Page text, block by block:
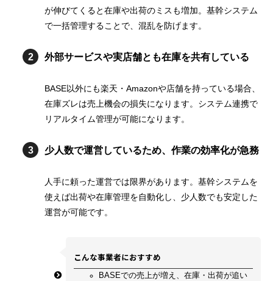
が伸びてくると在庫や出荷のミスも増加。基幹システム
で一括管理することで、混乱を防げます。
外部サービスや実店舗とも在庫を共有している
BASE以外にも楽天・Amazonや店舗を持っている場合、
在庫ズレは売上機会の損失になります。システム連携で
リアルタイム管理が可能になります。
少人数で運営しているため、作業の効率化が急務
人手に頼った運営では限界があります。基幹システムを
使えば出荷や在庫管理を自動化し、少人数でも安定した
運営が可能です。
こんな事業者におすすめ
BASEでの売上が増え、在庫・出荷が追い